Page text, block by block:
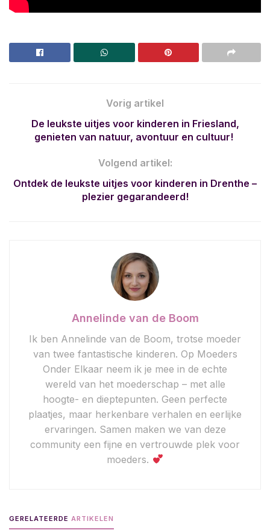
Vorig artikel
De leukste uitjes voor kinderen in Friesland,
genieten van natuur, avontuur en cultuur!
Volgend artikel:
Ontdek de leukste uitjes voor kinderen in Drenthe –
plezier gegarandeerd!
Annelinde van de Boom
Ik ben Annelinde van de Boom, trotse moeder
van twee fantastische kinderen. Op Moeders
Onder Elkaar neem ik je mee in de echte
wereld van het moederschap – met alle
hoogte- en dieptepunten. Geen perfecte
plaatjes, maar herkenbare verhalen en eerlijke
ervaringen. Samen maken we van deze
community een fijne en vertrouwde plek voor
moeders.
GERELATEERDE ARTIKELEN